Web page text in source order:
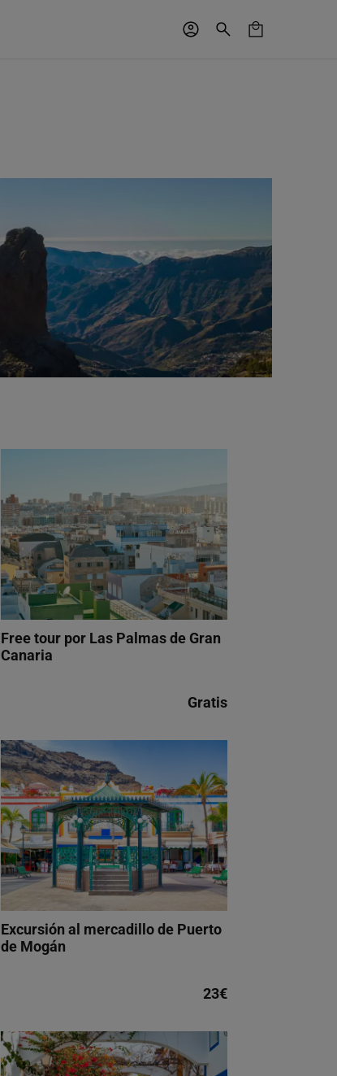
Free tour por Las Palmas de Gran
Canaria
Gratis
Excursión al mercadillo de Puerto
de Mogán
23€